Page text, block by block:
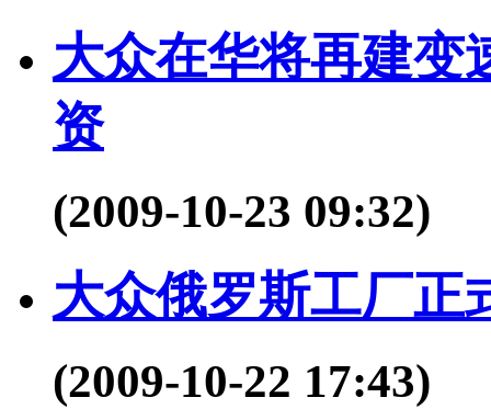
大众在华将再建变
资
(2009-10-23 09:32)
大众俄罗斯工厂正
(2009-10-22 17:43)